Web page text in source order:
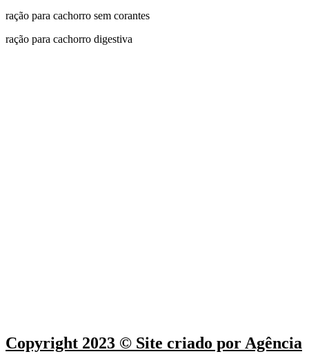
ração para cachorro sem corantes
ração para cachorro digestiva
Copyright 2023 © Site criado por Agência